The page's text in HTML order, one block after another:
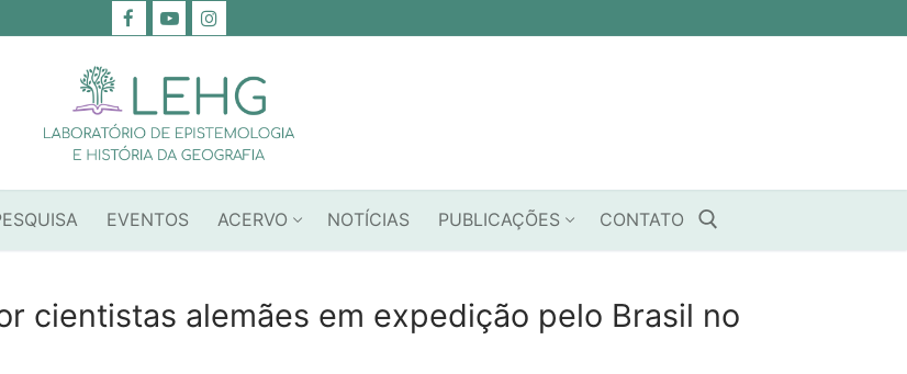
EVENTOS ACERVO NOTÍCIAS PUBLICAÇÕES CONTATO
Pesquisar por:
cientistas alemães em expedição pelo Brasil no